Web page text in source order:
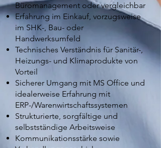
Büromanagement oder vergleichbar
Erfahrung im Einkauf, vorzugsweise
im SHK-, Bau- oder
Handwerksumfeld
Technisches Verständnis für Sanitär-,
Heizungs- und Klimaprodukte von
Vorteil
Sicherer Umgang mit MS Office und
idealerweise Erfahrung mit
ERP-/Warenwirtschaftssystemen
Strukturierte, sorgfältige und
selbstständige Arbeitsweise
Kommunikationsstärke sowie